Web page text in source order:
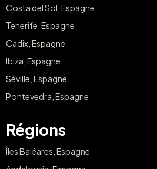
Costa del Sol, Espagne
Tenerife, Espagne
Cadix, Espagne
Ibiza, Espagne
Séville, Espagne
Pontevedra, Espagne
Régions
Îles Baléares, Espagne